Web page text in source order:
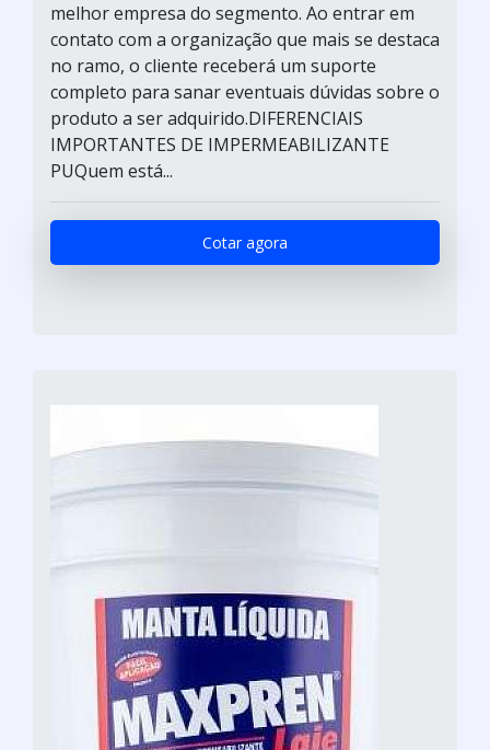
melhor empresa do segmento. Ao entrar em
contato com a organização que mais se destaca
no ramo, o cliente receberá um suporte
completo para sanar eventuais dúvidas sobre o
produto a ser adquirido.DIFERENCIAIS
IMPORTANTES DE IMPERMEABILIZANTE
PUQuem está...
Cotar agora